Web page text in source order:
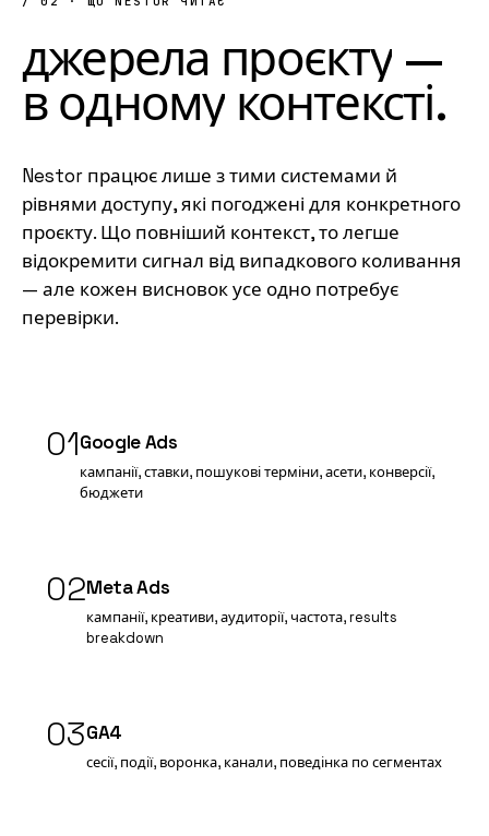
джерела проєкту —
в одному контексті.
Nestor працює лише з тими системами й
рівнями доступу, які погоджені для конкретного
проєкту. Що повніший контекст, то легше
відокремити сигнал від випадкового коливання
— але кожен висновок усе одно потребує
перевірки.
01Google Ads
кампанії, ставки, пошукові терміни, асети, конверсії,
бюджети
02Meta Ads
кампанії, креативи, аудиторії, частота, results
breakdown
03GA4
сесії, події, воронка, канали, поведінка по сегментах